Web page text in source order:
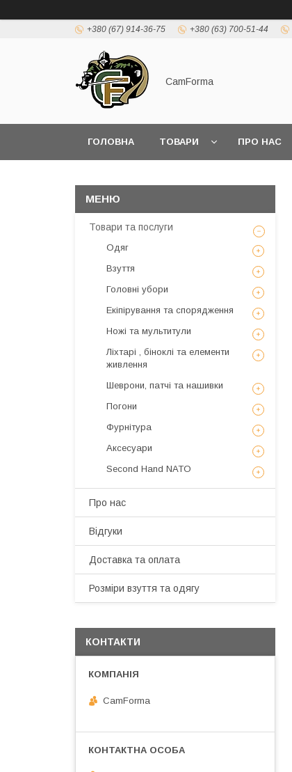
+380 (67) 914-36-75 +380 (63) 700-51-44
CamForma
ГОЛОВНА ТОВАРИ ПРО НАС
Товари та послуги
Одяг
Взуття
Головні убори
Екіпірування та спорядження
Ножі та мультитули
Ліхтарі , біноклі та елементи
живлення
Шеврони, патчі та нашивки
Погони
Фурнітура
Аксесуари
Second Hand NATO
Про нас
Відгуки
Доставка та оплата
Розміри взуття та одягу
КОНТАКТИ
CamForma